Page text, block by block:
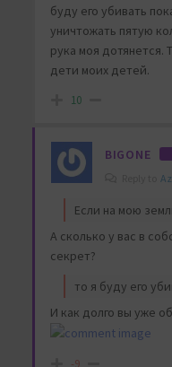
буду его убивать
уничтожать пятую
рука моя дотянется.
дети моих детей.
10
BIGONE
Если на мою
А сколько у вас в
секрет?
то я буду его
И как долго вы уже
-9